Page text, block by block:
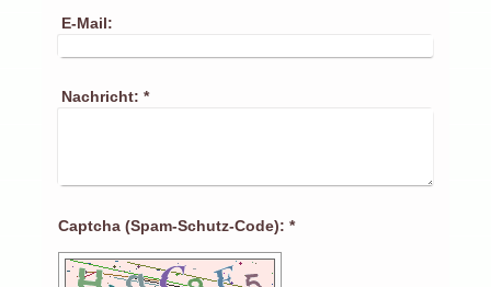
E-Mail:
Nachricht: *
Captcha (Spam-Schutz-Code): *